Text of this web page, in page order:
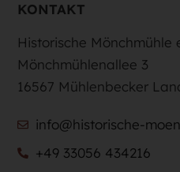
KONTAKT
Historische Mönchmühle
Mönchmühlenallee 3
16567 Mühlenbecker
info@historische-
+49 33056 434216